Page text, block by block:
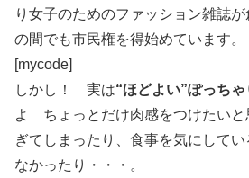
り女子のためのファッション雑誌
の間でも市民権を得始めています。
[mycode]
しかし！ 実は“ほどよい”ぽっちゃ
よ ちょっとだけ肉感をつけたいと
ぎてしまったり、食事を気にして
なかったり・・・。